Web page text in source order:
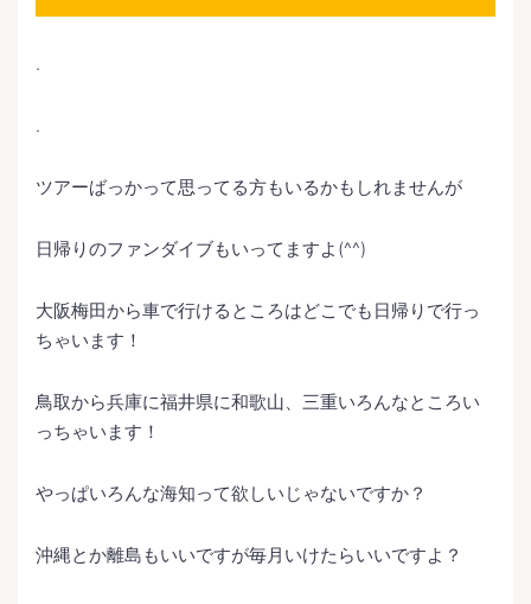
.
.
ツアーばっかって思ってる方もいるかもしれませんが
日帰りのファンダイブもいってますよ(^^)
大阪梅田から車で行けるところはどこでも日帰りで行っ
ちゃいます！
鳥取から兵庫に福井県に和歌山、三重いろんなところい
っちゃいます！
やっぱいろんな海知って欲しいじゃないですか？
沖縄とか離島もいいですが毎月いけたらいいですよ？